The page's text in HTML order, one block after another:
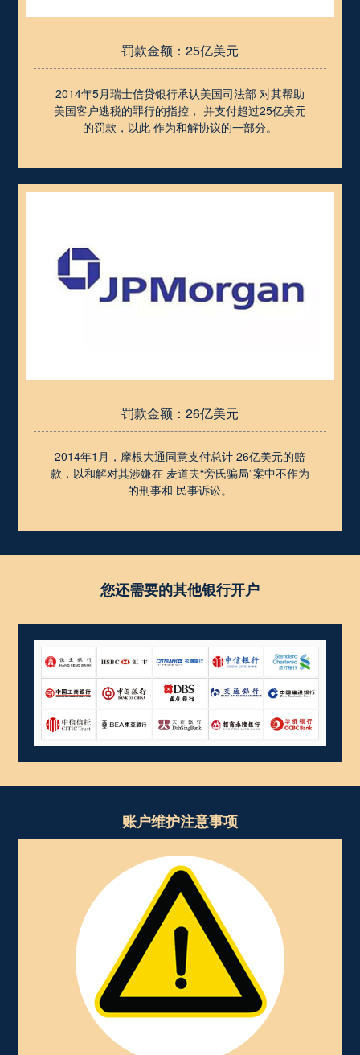
罚款金额：25亿美元
2014年5月瑞士信贷银行承认美国司法部 对其帮助
美国客户逃税的罪行的指控， 并支付超过25亿美元
的罚款，以此 作为和解协议的一部分。
罚款金额：26亿美元
2014年1月，摩根大通同意支付总计 26亿美元的赔
款，以和解对其涉嫌在 麦道夫“旁氏骗局”案中不作为
的刑事和 民事诉讼。
您还需要的其他银行开户
账户维护注意事项